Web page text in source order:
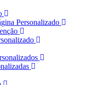
Personalizado